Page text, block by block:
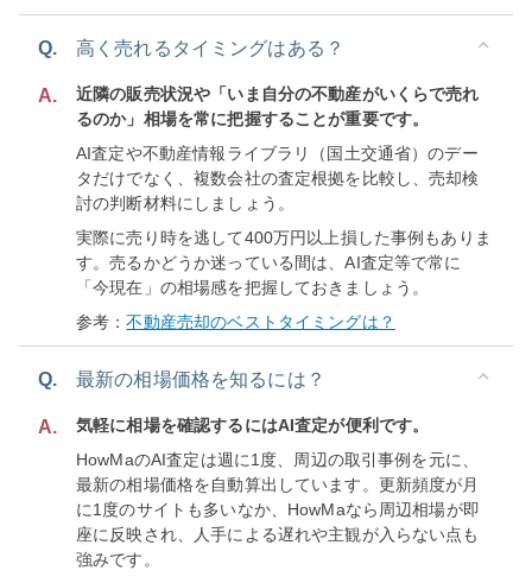
Q. 高く売れるタイミングはある？
A.
近隣の販売状況や「いま自分の不動産がいくらで売れ
るのか」相場を常に把握することが重要です。
AI査定や不動産情報ライブラリ（国土交通省）のデー
タだけでなく、複数会社の査定根拠を比較し、売却検
討の判断材料にしましょう。
実際に売り時を逃して400万円以上損した事例もありま
す。売るかどうか迷っている間は、AI査定等で常に
「今現在」の相場感を把握しておきましょう。
参考：不動産売却のベストタイミングは？
Q. 最新の相場価格を知るには？
A.
気軽に相場を確認するにはAI査定が便利です。
HowMaのAI査定は週に1度、周辺の取引事例を元に、
最新の相場価格を自動算出しています。更新頻度が月
に1度のサイトも多いなか、HowMaなら周辺相場が即
座に反映され、人手による遅れや主観が入らない点も
強みです。